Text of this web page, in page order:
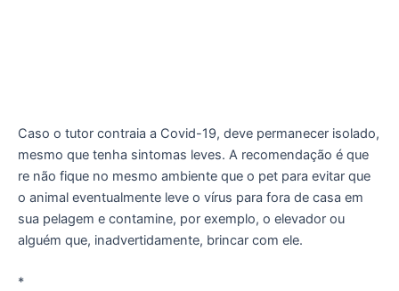
Caso o tutor contraia a Covid-19, deve permanecer isolado,
mesmo que tenha sintomas leves. A recomendação é que
re não fique no mesmo ambiente que o pet para evitar que
o animal eventualmente leve o vírus para fora de casa em
sua pelagem e contamine, por exemplo, o elevador ou
alguém que, inadvertidamente, brincar com ele.
*